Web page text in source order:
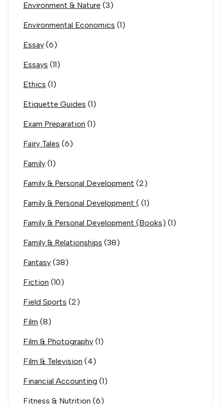
Environment & Nature (3)
Environmental Economics (1)
Essay (6)
Essays (11)
Ethics (1)
Etiquette Guides (1)
Exam Preparation (1)
Fairy Tales (6)
Family (1)
Family & Personal Development (2)
Family & Personal Development ( (1)
Family & Personal Development (Books) (1)
Family & Relationships (38)
Fantasy (38)
Fiction (10)
Field Sports (2)
Film (8)
Film & Photography (1)
Film & Television (4)
Financial Accounting (1)
Fitness & Nutrition (6)